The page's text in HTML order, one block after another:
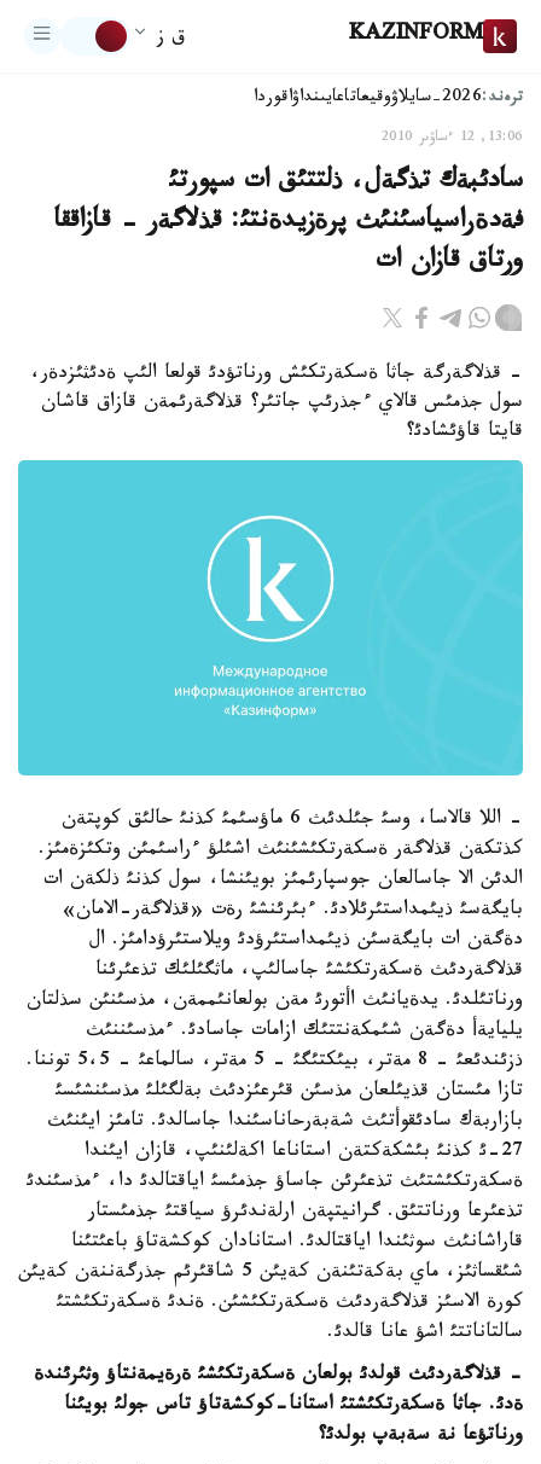
KAZINFORM ق ز
ترەند:2026-سايلاۋ وقيعاتاعايىنداۋاقوردا
13:06, 12 ءساۋىر 2010
سادئبةك تذگةل، ذلتتئق ات سپورتئ
فةدةراسياسئنئث پرةزيدةنتئ: قذلاگةر - قازاققا
ورتاق قازان ات
- قذلاگةرگة جاثا ةسكةرتكئش ورناتؤدئ قولعا الئپ ةدئثئزدةر،
سول جذمئس قالاي ءجذرئپ جاتئر؟ قذلاگةرئمةن قازاق قاشان
قايتا قاؤئشادئ؟
- اللا قالاسا، وسئ جئلدئث 6 ماؤسئمئ كذنئ حالئق كوپتةن
كذتكةن قذلاگةر ةسكةرتكئشئنئث اشئلؤ ءراسئمئن وتكئزةمئز.
الدئن الا جاسالعان جوسپارئمئز بويئنشا، سول كذنئ ذلكةن ات
بايگةسئ ذيئمداستئرئلادئ. ءبئرئنشئ رةت «قذلاگةر-الامان»
دةگةن ات بايگةسئن ذيئمداستئرؤدئ ويلاستئرؤدامئز. ال
قذلاگةردئث ةسكةرتكئشئ جاسالئپ، ماثگئلئك تذعئرئنا
ورناتئلدئ. يدةيانئث اأتورئ مةن بولعانئممةن، مذسئنئن سذلتان
يليايةأ دةگةن شئمكةنتتئك ازامات جاسادئ. ءمذسئننئث
ذزئندئعئ - 8 مةتر، بيئكتئگئ - 5 مةتر، سالماعئ - 5،5 توننا.
تازا مئستان قذيئلعان مذسئن قئرعئزدئث بةلگئلئ مذسئنشئسئ
بازاربةك سادئقوأتئث شةبةرحاناسئندا جاسالدئ. تامئز ايئنئث
27-ئ كذنئ بئشكةكتةن استاناعا اكةلئنئپ، قازان ايئندا
ةسكةرتكئشتئث تذعئرئن جاساؤ جذمئسئ اياقتالدئ دا، ءمذسئندئ
تذعئرعا ورناتتئق. گرانيتپةن ارلةندئرؤ سياقتئ جذمئستار
قاراشانئث سوثئندا اياقتالدئ. استانادان كوكشةتاؤ باعئتئنا
شئقساثئز، ماي بةكةتئنةن كةيئن 5 شاقئرئم جذرگةننةن كةيئن
كورة الاسئز قذلاگةردئث ةسكةرتكئشئن. ةندئ ةسكةرتكئشتئ
سالتاناتتئ اشؤ عانا قالدئ.
- قذلاگةردئث قولدئ بولعان ةسكةرتكئشئ ةرةيمةنتاؤ وثئرئندة
ةدئ. جاثا ةسكةرتكئشتئ استانا-كوكشةتاؤ تاس جولئ بويئنا
ورناتؤعا نة سةبةپ بولدئ؟